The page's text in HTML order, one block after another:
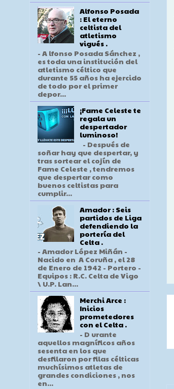
Alfonso Posada
: El eterno
celtista del
atletismo
vigués .
- A lfonso Posada Sánchez ,
es toda una institución del
atletismo céltico que
durante 55 años ha ejercido
de todo por el primer
depor...
¡Fame Celeste te
regala un
despertador
luminoso!
- Después de
soñar hay que despertar, y
tras sortear el cojín de
Fame Celeste , tendremos
que despertar como
buenos celtistas para
cumplir...
Amador : Seis
partidos de Liga
defendiendo la
portería del
Celta .
- Amador López Miñán -
Nacido en A Coruña , el 28
de Enero de 1942 - Portero -
Equipos : R.C. Celta de Vigo
\ U.P. Lan...
Merchi Arce :
Inicios
prometedores
con el Celta .
- D urante
aquellos magníficos años
sesenta en los que
desfilaron por filas célticas
muchísimos atletas de
grandes condiciones , nos
en...